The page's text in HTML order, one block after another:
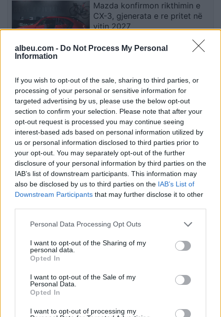
albeu.com - Do Not Process My Personal
Information
If you wish to opt-out of the sale, sharing to third parties, or
processing of your personal or sensitive information for
targeted advertising by us, please use the below opt-out
section to confirm your selection. Please note that after your
opt-out request is processed you may continue seeing
interest-based ads based on personal information utilized by
us or personal information disclosed to third parties prior to
your opt-out. You may separately opt-out of the further
disclosure of your personal information by third parties on the
IAB’s list of downstream participants. This information may
also be disclosed by us to third parties on the IAB’s List of
Downstream Participants that may further disclose it to other
Personal Data Processing Opt Outs
I want to opt-out of the Sharing of my
personal data.
Opted In
I want to opt-out of the Sale of my
Personal Data.
Opted In
I want to opt-out of processing my
Mazda konfirmon rikthimin e
CX-3, gjenerata e re pritet në
vitin 2027
Mourinho: Nuk e mendoja se
do të ishte kështu